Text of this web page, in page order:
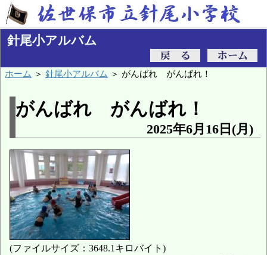
針尾小アルバム
ホーム ＞ 針尾小アルバム ＞ がんばれ がんばれ！
がんばれ がんばれ！
2025年6月16日(月)
(ファイルサイズ：3648.1キロバイト)